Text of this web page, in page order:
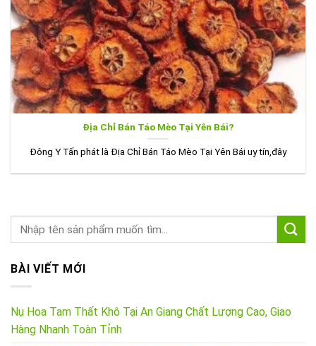
Địa Chỉ Bán Táo Mèo Tại Yên Bái?
Đông Y Tấn phát là Địa Chỉ Bán Táo Mèo Tại Yên Bái uy tín,đây
BÀI VIẾT MỚI
Nụ Hoa Tam Thất Khô Tại An Giang Chất Lượng Cao, Giao
Hàng Nhanh Toàn Tỉnh